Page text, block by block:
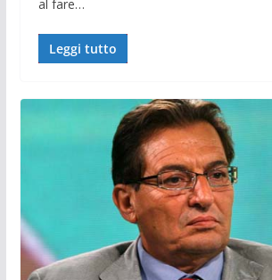
al fare…
Leggi tutto